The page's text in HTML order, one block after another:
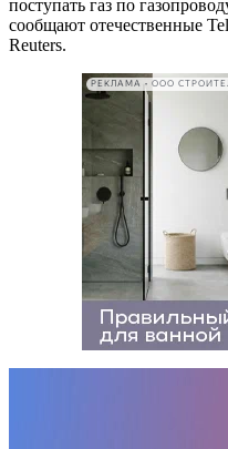
поступать газ по
сообщают отечественные
Reuters.